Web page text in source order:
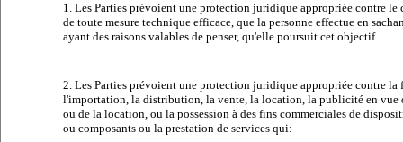
1. Les Parties prévoient une protection juridique appropriée contre le
de toute mesure technique efficace, que la personne effectue en
ayant des raisons valables de penser, qu'elle poursuit cet objectif.
2. Les Parties prévoient une protection juridique appropriée contre la
l'importation, la distribution, la vente, la location, la publicité en vue
ou de la location, ou la possession à des fins commerciales de
ou composants ou la prestation de services qui: